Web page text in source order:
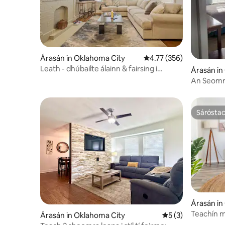
Árasán in Oklahoma City Meánrátáil 4.77 as 5,
4.77 (356)
Leath - dhúbailte álainn & fairsing i
Árasán
An
Árasán in Oklahoma City Meánrátáil 5 as 5,
5 (3)
Árasán
Teachín